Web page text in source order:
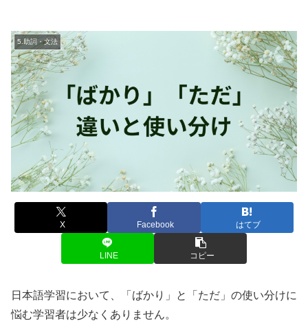
5.助詞・文法
X Facebook はてブ
LINE コピー
日本語学習において、「ばかり」と「ただ」の使い分けに
悩む学習者は少なくありません。